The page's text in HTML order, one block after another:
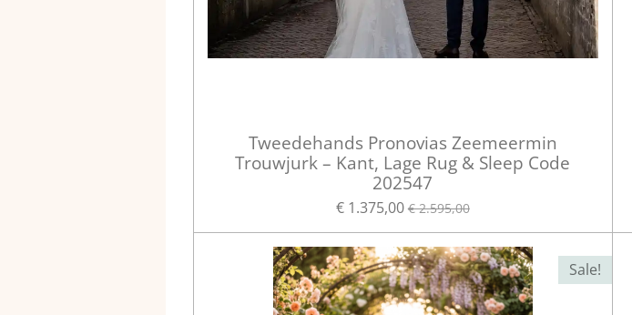
Tweedehands Pronovias Zeemeermin
Trouwjurk – Kant, Lage Rug & Sleep Code
202547
€ 1.375,00 € 2.595,00
Sale!